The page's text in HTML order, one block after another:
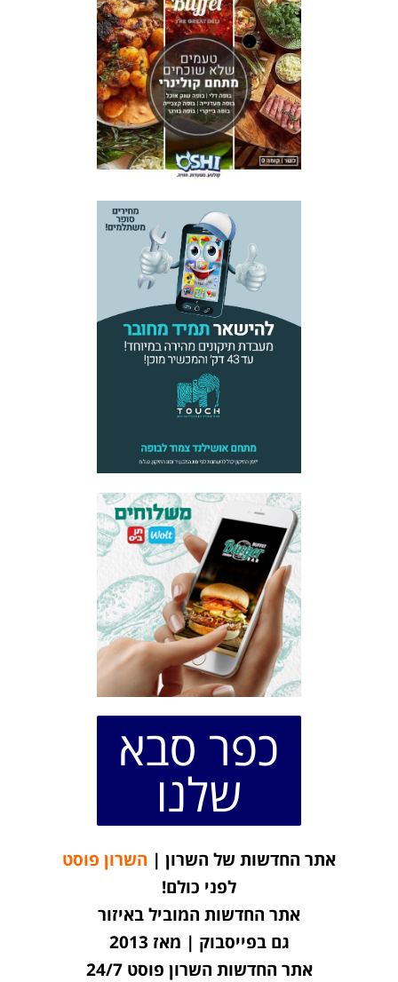
כפר סבא
שלנו
אתר החדשות של השרון | השרון פוסט
לפני כולם!
אתר החדשות המוביל באיזור
גם בפייסבוק | מאז 2013
אתר החדשות השרון פוסט 24/7